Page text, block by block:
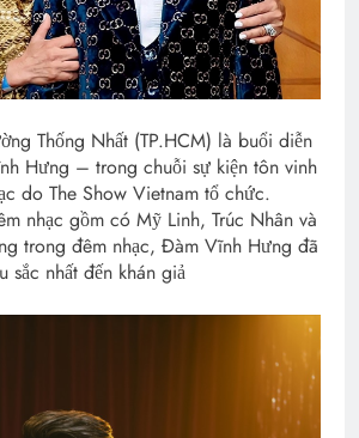
Thống Nhất (TP.HCM) là buổi diễn
Hưng – trong chuỗi sự kiện tôn vinh
do The Show Vietnam tổ chức.
nhạc gồm có Mỹ Linh, Trúc Nhân và
trong đêm nhạc, Đàm Vĩnh Hưng đã
sắc nhất đến khán giả